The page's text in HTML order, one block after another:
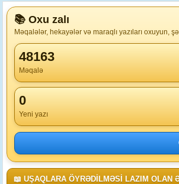
📚 Oxu zalı
Məqalələr, hekayələr və maraqlı yazıları oxuyun,
48163
Məqalə
0
Yeni yazı
📖 UŞAQLARA ÖYRƏDİLMƏSİ LAZIM OLAN